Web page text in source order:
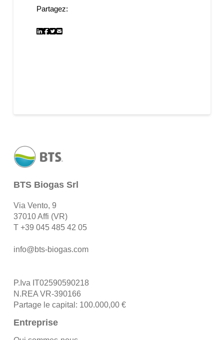
Partagez:
BTS Biogas Srl
Via Vento, 9
37010 Affi (VR)
T +39 045 485 42 05
info@bts-biogas.com
P.Iva IT02590590218
N.REA VR-390166
Partage le capital: 100.000,00 €
Entreprise